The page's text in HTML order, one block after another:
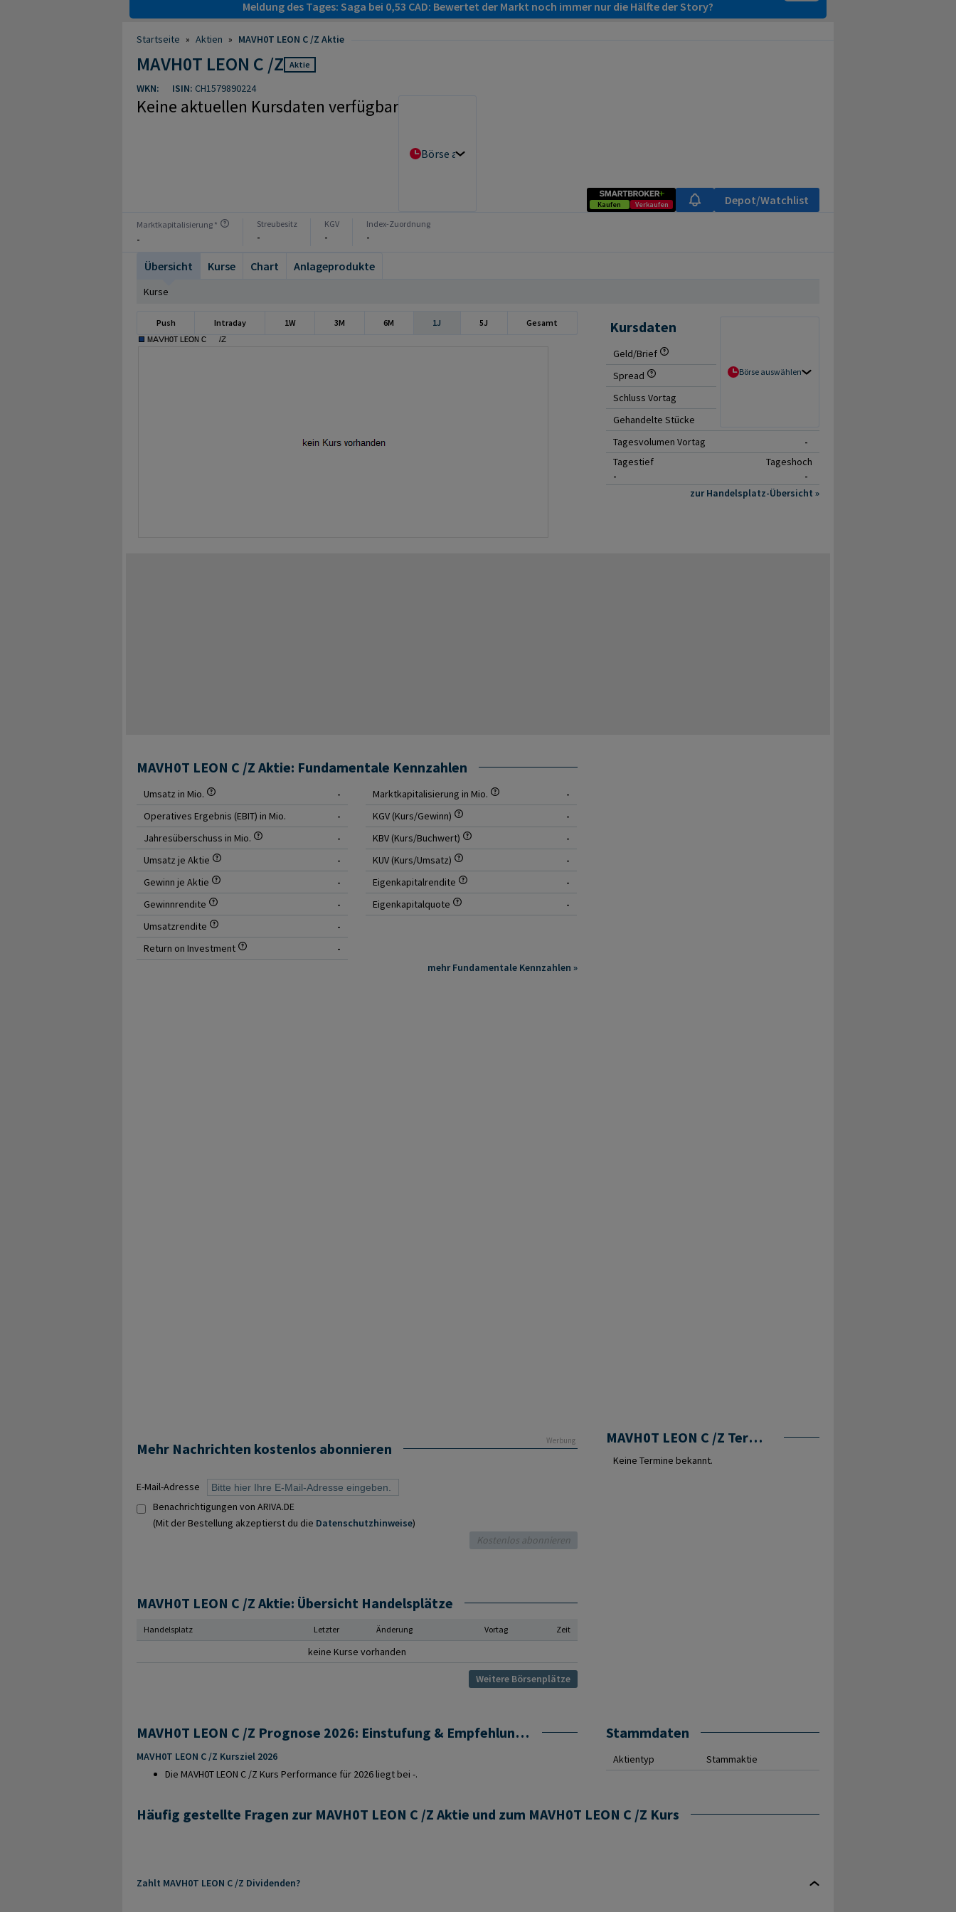
Meldung des Tages: Saga bei 0,53 CAD: Bewertet der Markt noch immer nur die Hälfte der Story?
Startseite » Aktien » MAVH0T LEON C /Z Aktie
MAVH0T LEON C /Z Aktie
WKN: ISIN: CH1579890224
Keine aktuellen Kursdaten verfügbar
Börse auswählen
Kaufen Verkaufen Depot/Watchlist
Marktkapitalisierung *
-
Streubesitz
-
KGV
-
Index-Zuordnung
-
Übersicht Kurse Chart Anlageprodukte
Kurse
Push Intraday 1W 3M 6M 1J 5J Gesamt Kursdaten
Börse auswählen
Geld/Brief
Spread
-
Schluss Vortag
Gehandelte Stücke
Tagesvolumen Vortag
-
Tagestief
-
Tageshoch
-
zur Handelsplatz-Übersicht »
MAVH0T LEON C /Z Aktie: Fundamentale Kennzahlen
Umsatz in Mio.
-
Operatives Ergebnis (EBIT) in Mio.
-
Jahresüberschuss in Mio.
-
Umsatz je Aktie
-
Gewinn je Aktie
-
Gewinnrendite
-
Umsatzrendite
-
Return on Investment
-
Marktkapitalisierung in Mio.
-
KGV (Kurs/Gewinn)
-
KBV (Kurs/Buchwert)
-
KUV (Kurs/Umsatz)
-
Eigenkapitalrendite
-
Eigenkapitalquote
-
mehr Fundamentale Kennzahlen »
Werbung
Mehr Nachrichten kostenlos abonnieren
E-Mail-Adresse
Benachrichtigungen von ARIVA.DE
(Mit der Bestellung akzeptierst du die Datenschutzhinweise)
MAVH0T LEON C /Z Termine
Keine Termine bekannt.
MAVH0T LEON C /Z Aktie: Übersicht Handelsplätze
Handelsplatz Letzter Änderung Vortag Zeit
keine Kurse vorhanden
Weitere Börsenplätze
MAVH0T LEON C /Z Prognose 2026: Einstufung & Empfehlung von Analysten
MAVH0T LEON C /Z Kursziel 2026
Die MAVH0T LEON C /Z Kurs Performance für 2026 liegt bei -.
Stammdaten
Aktientyp Stammaktie
Häufig gestellte Fragen zur MAVH0T LEON C /Z Aktie und zum MAVH0T LEON C /Z Kurs
Zahlt MAVH0T LEON C /Z Dividenden?